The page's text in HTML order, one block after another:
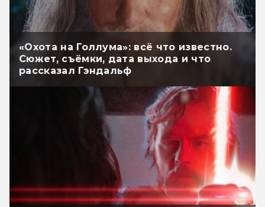
«Охота на Голлума»: всё что известно.
Сюжет, съёмки, дата выхода и что
рассказал Гэндальф